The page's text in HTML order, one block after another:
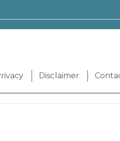
Disclaimer